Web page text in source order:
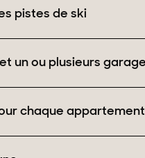
pistes de ski
un ou plusieurs
chaque appartement